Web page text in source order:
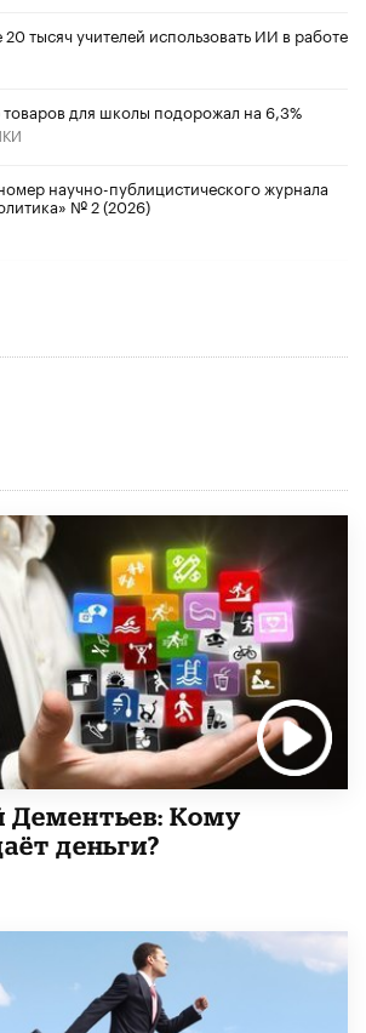
тысяч учителей использовать ИИ в работе
для школы подорожал на 6,3%
научно-публицистического журнала
№ 2 (2026)
Дементьев: Кому
деньги?